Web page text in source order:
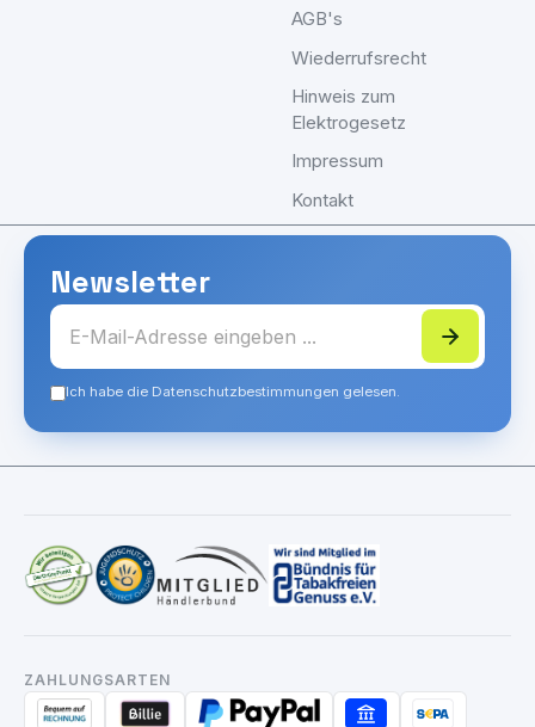
AGB's
Wiederrufsrecht
Hinweis zum
Elektrogesetz
Impressum
Kontakt
Newsletter
Ich habe die Datenschutzbestimmungen gelesen.
ZAHLUNGSARTEN